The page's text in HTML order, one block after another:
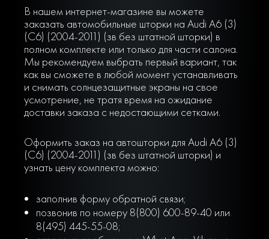
В нашем интернет-магазине вы можете
заказать автомобильные шторки на Audi A6 (3)
(C6) (2004-2011) (зв без штатной шторки) в
полном комплекте или только для части салона.
Мы рекомендуем выбрать первый вариант, так
как вы сможете в любой момент устанавливать
и снимать солнцезащитные экраны на свое
усмотрение, не тратя время на ожидание
доставки заказа с недостающими сетками.
Оформить заказ на автошторки для Audi A6 (3)
(C6) (2004-2011) (зв без штатной шторки) и
узнать цену комплекта можно:
заполнив форму обратной связи;
позвонив по номеру 8(800) 600-89-40 или
8(495) 445-55-08;